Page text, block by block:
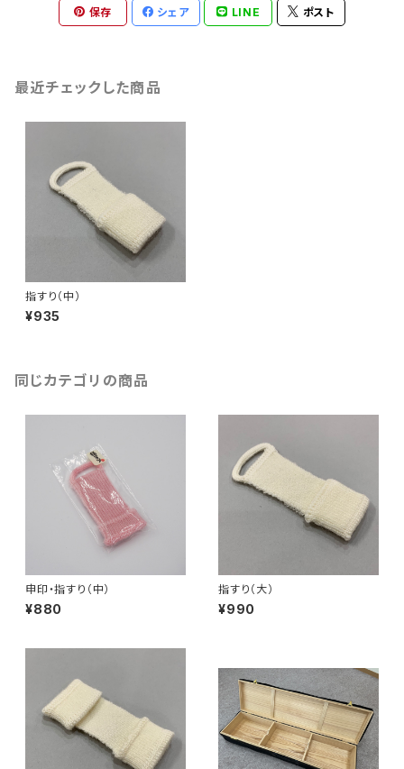
保存 シェア LINE ポスト
最近チェックした商品
指すり（中）
¥935
同じカテゴリの商品
申印・指すり（中）
¥880
指すり（大）
¥990